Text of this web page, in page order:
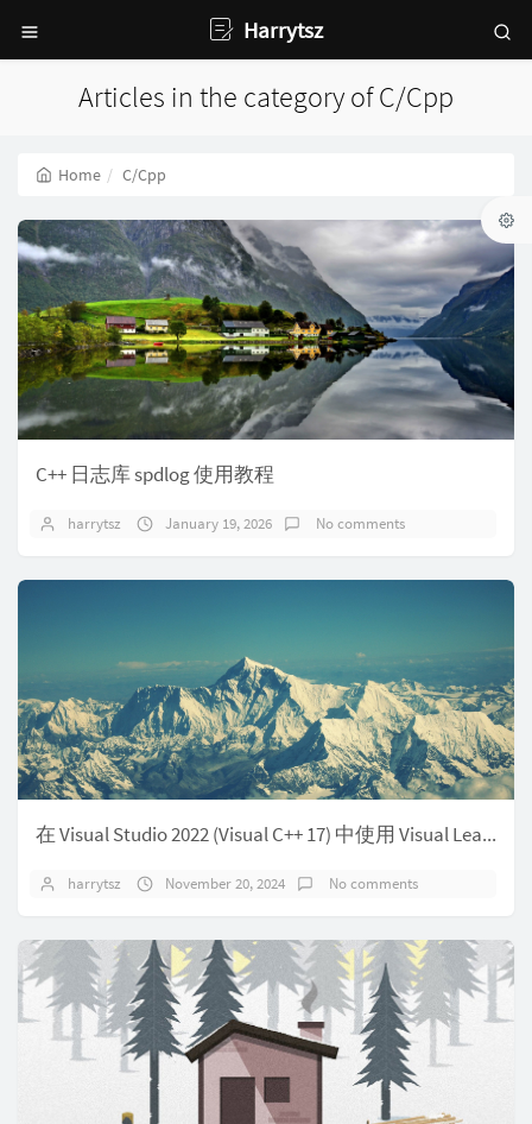
Harrytsz
Articles in the category of C/Cpp
Home C/Cpp
C++ 日志库 spdlog 使用教程
harrytsz January 19, 2026 No comments
在 Visual Studio 2022 (Visual C++ 17) 中使用 Visual Leak Detector
harrytsz November 20, 2024 No comments